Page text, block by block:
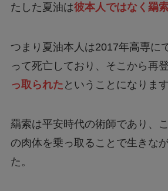
たした夏油は彼本人ではなく羂
つまり夏油本人は2017年高専に
って死亡しており、そこから再
っ取られた ということになります
羂索は平安時代の術師であり、
の肉体を乗っ取ることで生きな
た。